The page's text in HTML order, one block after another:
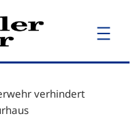
verhindert